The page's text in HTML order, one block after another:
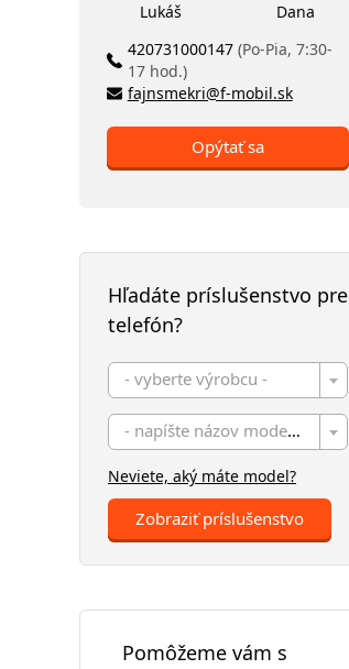
Lukáš
Dana
420731000147 (Po-Pia, 7:30-
17 hod.)
fajnsmekri@f-mobil.sk
Opýtať sa
Hľadáte príslušenstvo pre
telefón?
- vyberte výrobcu -
- napíšte názov modelu -
Neviete, aký máte model?
Zobraziť príslušenstvo
Pomôžeme vám s